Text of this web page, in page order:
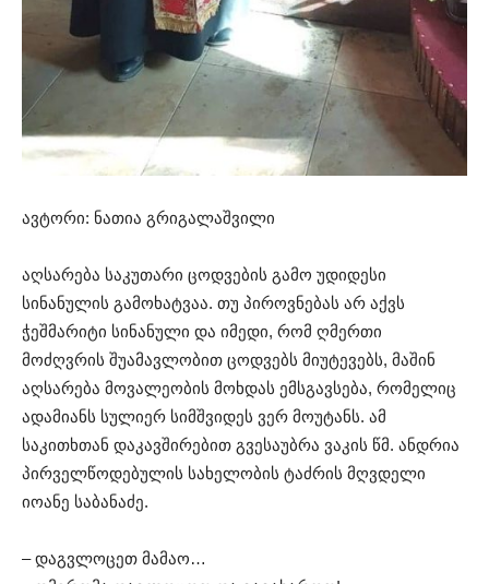
ავტორი: ნათია გრიგალაშვილი
აღსარება საკუთარი ცოდვების გამო უდიდესი
სინანულის გამოხატვაა. თუ პიროვნებას არ აქვს
ჭეშმარიტი სინანული და იმედი, რომ ღმერთი
მოძღვრის შუამავლობით ცოდვებს მიუტევებს, მაშინ
აღსარება მოვალეობის მოხდას ემსგავსება, რომელიც
ადამიანს სულიერ სიმშვიდეს ვერ მოუტანს. ამ
საკითხთან დაკავშირებით გვესაუბრა ვაკის წმ. ანდრია
პირველწოდებულის სახელობის ტაძრის მღვდელი
იოანე საბანაძე.
– დაგვლოცეთ მამაო…